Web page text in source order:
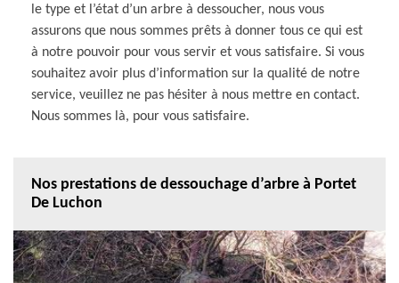
le type et l’état d’un arbre à dessoucher, nous vous
assurons que nous sommes prêts à donner tous ce qui est
à notre pouvoir pour vous servir et vous satisfaire. Si vous
souhaitez avoir plus d’information sur la qualité de notre
service, veuillez ne pas hésiter à nous mettre en contact.
Nous sommes là, pour vous satisfaire.
Nos prestations de dessouchage d’arbre à Portet
De Luchon